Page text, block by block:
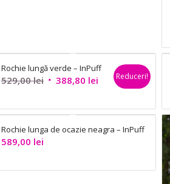
Rochie lungă verde – InPuff
529,00lei Prețul
a
fost:
388,80 leiPrețul
este:
388,80 lei.
Reduceri!
Rochie lunga de ocazie neagra – InPuff
589,00 lei